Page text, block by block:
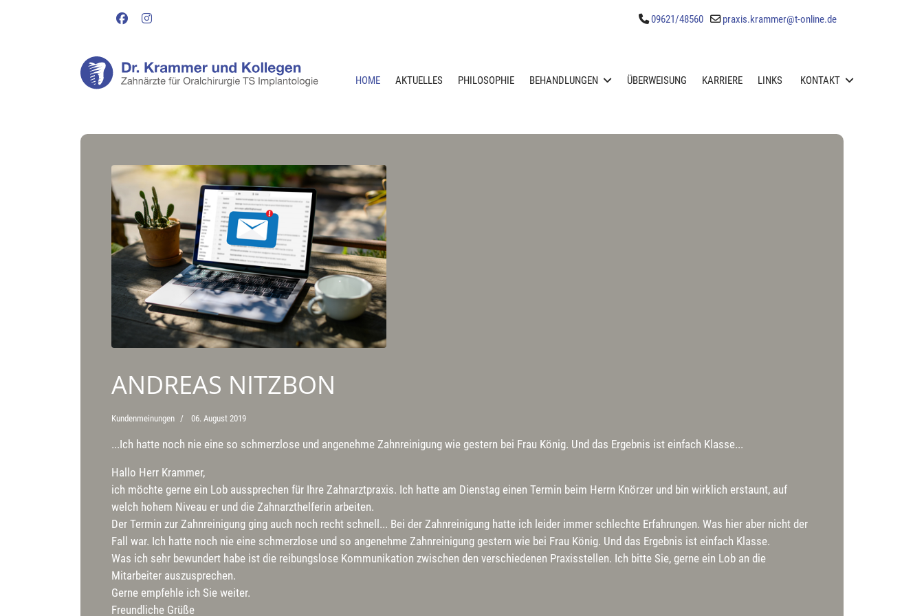
09621/48560 praxis.krammer@t-online.de
HOME AKTUELLES PHILOSOPHIE BEHANDLUNGEN ÜBERWEISUNG KARRIERE LINKS KONTAKT
ANDREAS NITZBON
Kundenmeinungen 06. August 2019
...Ich hatte noch nie eine so schmerzlose und angenehme Zahnreinigung wie gestern bei Frau König. Und das Ergebnis ist einfach Klasse...
Hallo Herr Krammer,
ich möchte gerne ein Lob aussprechen für Ihre Zahnarztpraxis. Ich hatte am Dienstag einen Termin beim Herrn Knörzer und bin wirklich erstaunt, auf
welch hohem Niveau er und die Zahnarzthelferin arbeiten.
Der Termin zur Zahnreinigung ging auch noch recht schnell... Bei der Zahnreinigung hatte ich leider immer schlechte Erfahrungen. Was hier aber nicht der
Fall war. Ich hatte noch nie eine schmerzlose und so angenehme Zahnreinigung gestern wie bei Frau König. Und das Ergebnis ist einfach Klasse.
Was ich sehr bewundert habe ist die reibungslose Kommunikation zwischen den verschiedenen Praxisstellen. Ich bitte Sie, gerne ein Lob an die
Mitarbeiter auszusprechen.
Gerne empfehle ich Sie weiter.
Freundliche Grüße